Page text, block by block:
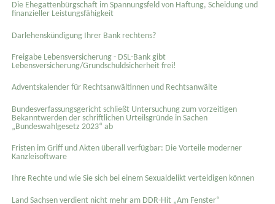
Die Ehegattenbürgschaft im Spannungsfeld von Haftung, Scheidung und
finanzieller Leistungsfähigkeit
Darlehenskündigung Ihrer Bank rechtens?
Freigabe Lebensversicherung - DSL-Bank gibt
Lebensversicherung/Grundschuldsicherheit frei!
Adventskalender für Rechtsanwältinnen und Rechtsanwälte
Bundesverfassungsgericht schließt Untersuchung zum vorzeitigen
Bekanntwerden der schriftlichen Urteilsgründe in Sachen
„Bundeswahlgesetz 2023“ ab
Fristen im Griff und Akten überall verfügbar: Die Vorteile moderner
Kanzleisoftware
Ihre Rechte und wie Sie sich bei einem Sexual­delikt verteidigen können
Land Sachsen verdient nicht mehr am DDR-Hit „Am Fenster“